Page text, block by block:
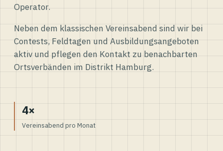
Operator.
Neben dem klassischen Vereinsabend sind wir bei
Contests, Feldtagen und Ausbildungsangeboten
aktiv und pflegen den Kontakt zu benachbarten
Ortsverbänden im Distrikt Hamburg.
4×
Vereinsabend pro Monat